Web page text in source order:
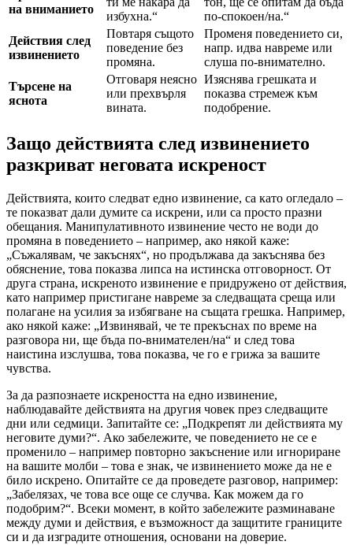
на вниманието
избухна.“
по-спокоен/на.“
Действия след
извинението
Повтаря същото
поведение без
промяна.
Променя поведението си,
напр. идва навреме или
слуша по-внимателно.
Търсене на
яснота
Отговаря неясно
или прехвърля
вината.
Изяснява грешката и
показва стремеж към
подобрение.
Защо действията след извинението
разкриват неговата искреност
Действията, които следват едно извинение, са като огледало –
те показват дали думите са искрени, или са просто празни
обещания. Манипулативното извинение често не води до
промяна в поведението – например, ако някой каже:
„Съжалявам, че закъснях“, но продължава да закъснява без
обяснение, това показва липса на истинска отговорност. От
друга страна, искреното извинение е придружено от действия,
като например пристигане навреме за следващата среща или
полагане на усилия за избягване на същата грешка. Например,
ако някой каже: „Извинявай, че те прекъснах по време на
разговора ни, ще бъда по-внимателен/на“ и след това
наистина изслушва, това показва, че го е грижа за вашите
чувства.
За да разпознаете искреността на едно извинение,
наблюдавайте действията на другия човек през следващите
дни или седмици. Запитайте се: „Подкрепят ли действията му
неговите думи?“. Ако забележите, че поведението не се е
променило – например повторно закъснение или игнориране
на вашите молби – това е знак, че извинението може да не е
било искрено. Опитайте се да проведете разговор, например:
„Забелязах, че това все още се случва. Как можем да го
подобрим?“. Всеки момент, в който забележите разминаване
между думи и действия, е възможност да защитите границите
си и да изградите отношения, основани на доверие.